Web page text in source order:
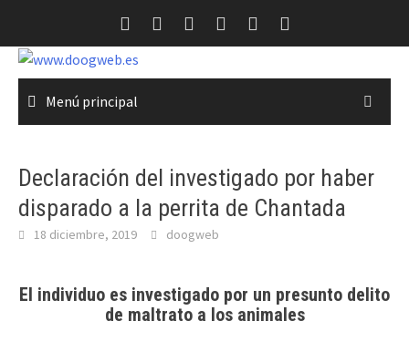
contenido
Menú principal
Declaración del investigado por haber
disparado a la perrita de Chantada
18 diciembre, 2019 doogweb
El individuo es investigado por un presunto delito
de maltrato a los animales